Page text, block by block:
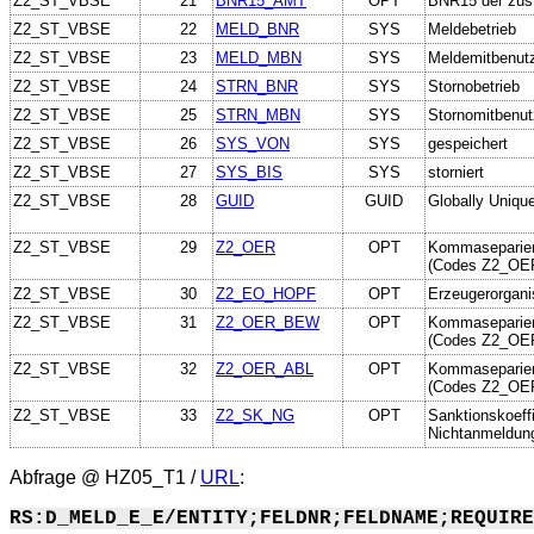
Z2_ST_VBSE
22 MELD_BNR SYS
Meldebetrieb
Z2_ST_VBSE
23 MELD_MBN SYS
Z2_ST_VBSE
24 STRN_BNR SYS
Stornobetrieb
Z2_ST_VBSE
25 STRN_MBN SYS
Z2_ST_VBSE
26 SYS_VON SYS
gespeichert
Z2_ST_VBSE
27 SYS_BIS SYS
storniert
Z2_ST_VBSE
28 GUID GUID Globally
Z2_ST_VBSE 29 Z2_OER OPT
(Codes
Z2_ST_VBSE
30 Z2_EO_HOPF OPT
Z2_ST_VBSE
31 Z2_OER_BEW OPT
(Codes
Z2_ST_VBSE
32 Z2_OER_ABL OPT
(Codes
Z2_ST_VBSE
33 Z2_SK_NG OPT
Abfrage @ HZ05_T1 / URL:
RS:D_MELD_E_E/